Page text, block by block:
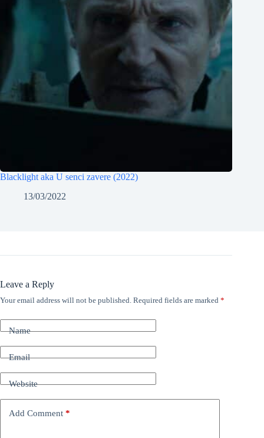
Blacklight aka U senci zavere (2022)
13/03/2022
Leave a Reply
Your email address will not be published. Required fields are marked *
Name
Email
Website
Add Comment *